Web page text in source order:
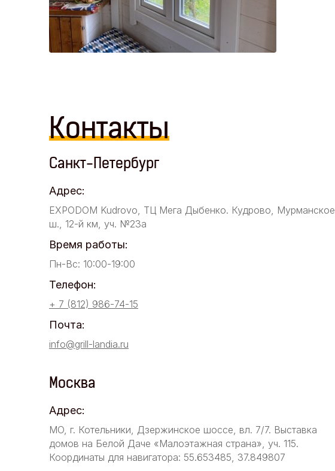
Контакты
Санкт-Петербург
Адрес:
EXPODOM Kudrovo, ТЦ Мега Дыбенко. Кудрово, Мурманское
ш., 12-й км, уч. №23а
Время работы:
Пн-Вс: 10:00-19:00
Телефон:
+ 7 (812) 986-74-15
Почта:
info@grill-landia.ru
Москва
Адрес:
МО, г. Котельники, Дзержинское шоссе, вл. 7/7. Выставка
домов на Белой Даче «Малоэтажная страна», уч. 115.
Координаты для навигатора: 55.653485, 37.849807